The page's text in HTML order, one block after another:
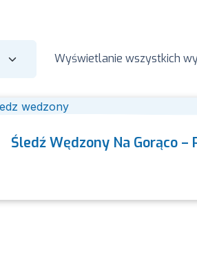
Wyświetlanie wszystkich
Śledź Wędzony Na Gorąco –